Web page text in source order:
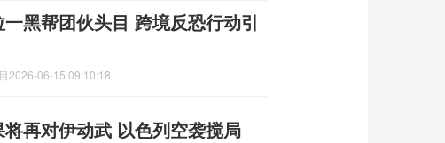
黑帮团伙头目 跨境反恐行动引
2026-06-15 09:10:18
再对伊动武 以色列空袭搅局